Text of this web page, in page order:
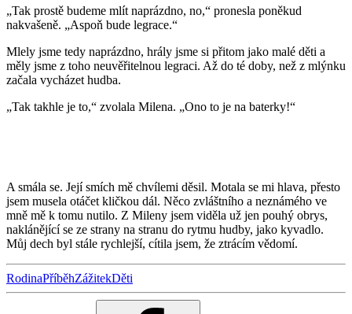
„Tak prostě budeme mlít naprázdno, no,“ pronesla poněkud
nakvašeně. „Aspoň bude legrace.“
Mlely jsme tedy naprázdno, hrály jsme si přitom jako malé děti a
měly jsme z toho neuvěřitelnou legraci. Až do té doby, než z mlýnku
začala vycházet hudba.
„Tak takhle je to,“ zvolala Milena. „Ono to je na baterky!“
A smála se. Její smích mě chvílemi děsil. Motala se mi hlava, přesto
jsem musela otáčet kličkou dál. Něco zvláštního a neznámého ve
mně mě k tomu nutilo. Z Mileny jsem viděla už jen pouhý obrys,
naklánějící se ze strany na stranu do rytmu hudby, jako kyvadlo.
Můj dech byl stále rychlejší, cítila jsem, že ztrácím vědomí.
RodinaPříběhZážitekDěti